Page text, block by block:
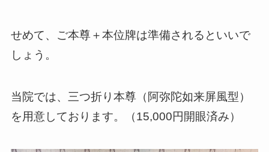
せめて、ご本尊＋本位牌は準備されるといいで
しょう。
当院では、三つ折り本尊（阿弥陀如来屏風型）
を用意しております。（15,000円開眼済み）